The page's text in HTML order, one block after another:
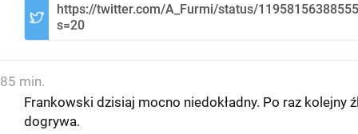
https://twitter.com/A_Furmi/status/
s=20
85 min.
Frankowski dzisiaj mocno niedokładny. Po raz kolejny
dogrywa.